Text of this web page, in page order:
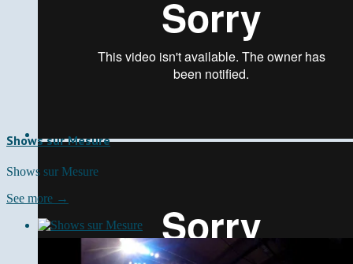
Shows sur Mesure
Shows sur Mesure
See more →